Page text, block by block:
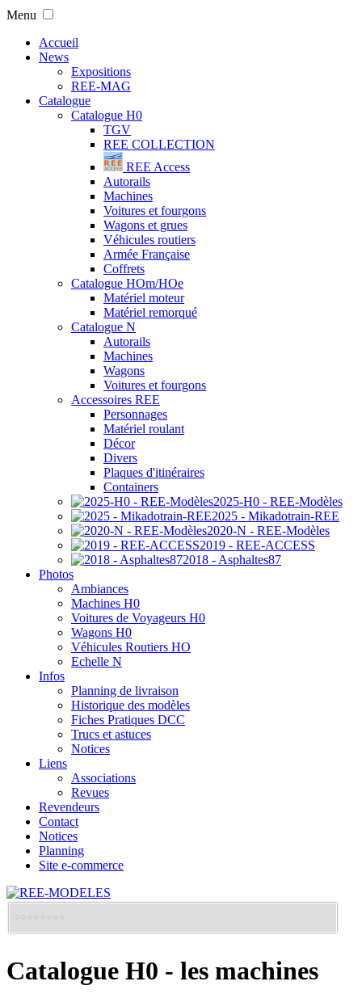
Menu
Accueil
News
Expositions
REE-MAG
Catalogue
Catalogue H0
TGV
REE COLLECTION
REE Access
Autorails
Machines
Voitures et fourgons
Wagons et grues
Véhicules routiers
Armée Française
Coffrets
Catalogue HOm/HOe
Matériel moteur
Matériel remorqué
Catalogue N
Autorails
Machines
Wagons
Voitures et fourgons
Accessoires REE
Personnages
Matériel roulant
Décor
Divers
Plaques d'itinéraires
Containers
2025-H0 - REE-Modèles
2025 - Mikadotrain-REE
2020-N - REE-Modèles
2019 - REE-ACCESS
2018 - Asphaltes87
Photos
Ambiances
Machines H0
Voitures de Voyageurs H0
Wagons H0
Véhicules Routiers HO
Echelle N
Infos
Planning de livraison
Historique des modèles
Fiches Pratiques DCC
Trucs et astuces
Notices
Liens
Associations
Revues
Revendeurs
Contact
Notices
Planning
Site e-commerce
Catalogue H0 - les machines